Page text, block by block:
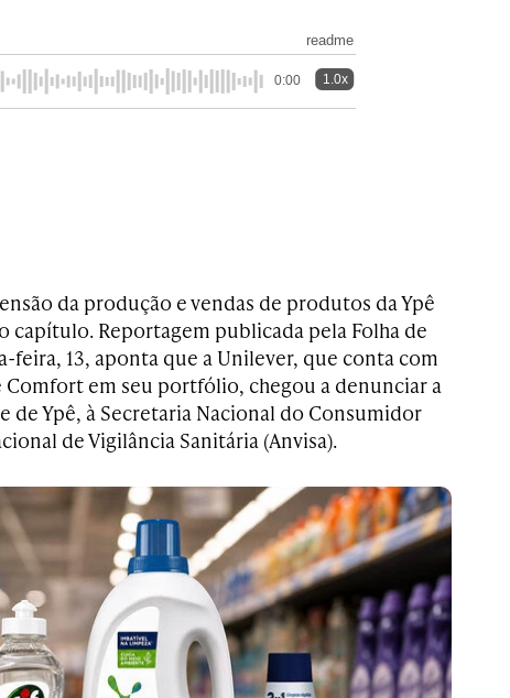
readme
0:00 1.0x
da produção e vendas de produtos da Ypê
capítulo. Reportagem publicada pela Folha de
feira, 13, aponta que a Unilever, que conta com
Comfort em seu portfólio, chegou a denunciar a
de Ypê, à Secretaria Nacional do Consumidor
de Vigilância Sanitária (Anvisa).